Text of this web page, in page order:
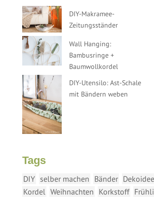
DIY-Makramee-
Zeitungsständer
Wall Hanging:
Bambusringe +
Baumwollkordel
DIY-Utensilo: Ast-Schale
mit Bändern weben
Tags
DIY selber machen Bänder Dekoidee
Kordel Weihnachten Korkstoff